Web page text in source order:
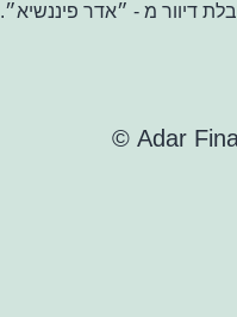
דיוור מ - ״אדר פיננשיא״.